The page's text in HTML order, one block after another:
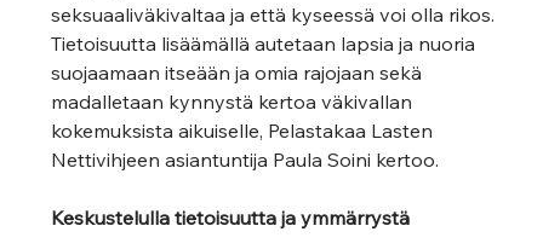
seksuaaliväkivaltaa ja että kyseessä voi olla rikos.
Tietoisuutta lisäämällä autetaan lapsia ja nuoria
suojaamaan itseään ja omia rajojaan sekä
madalletaan kynnystä kertoa väkivallan
kokemuksista aikuiselle, Pelastakaa Lasten
Nettivihjeen asiantuntija Paula Soini kertoo.
Keskustelulla tietoisuutta ja ymmärrystä